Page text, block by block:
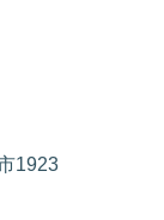
1923